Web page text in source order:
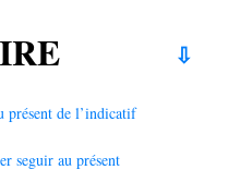
présent de l’indicatif
seguir au présent